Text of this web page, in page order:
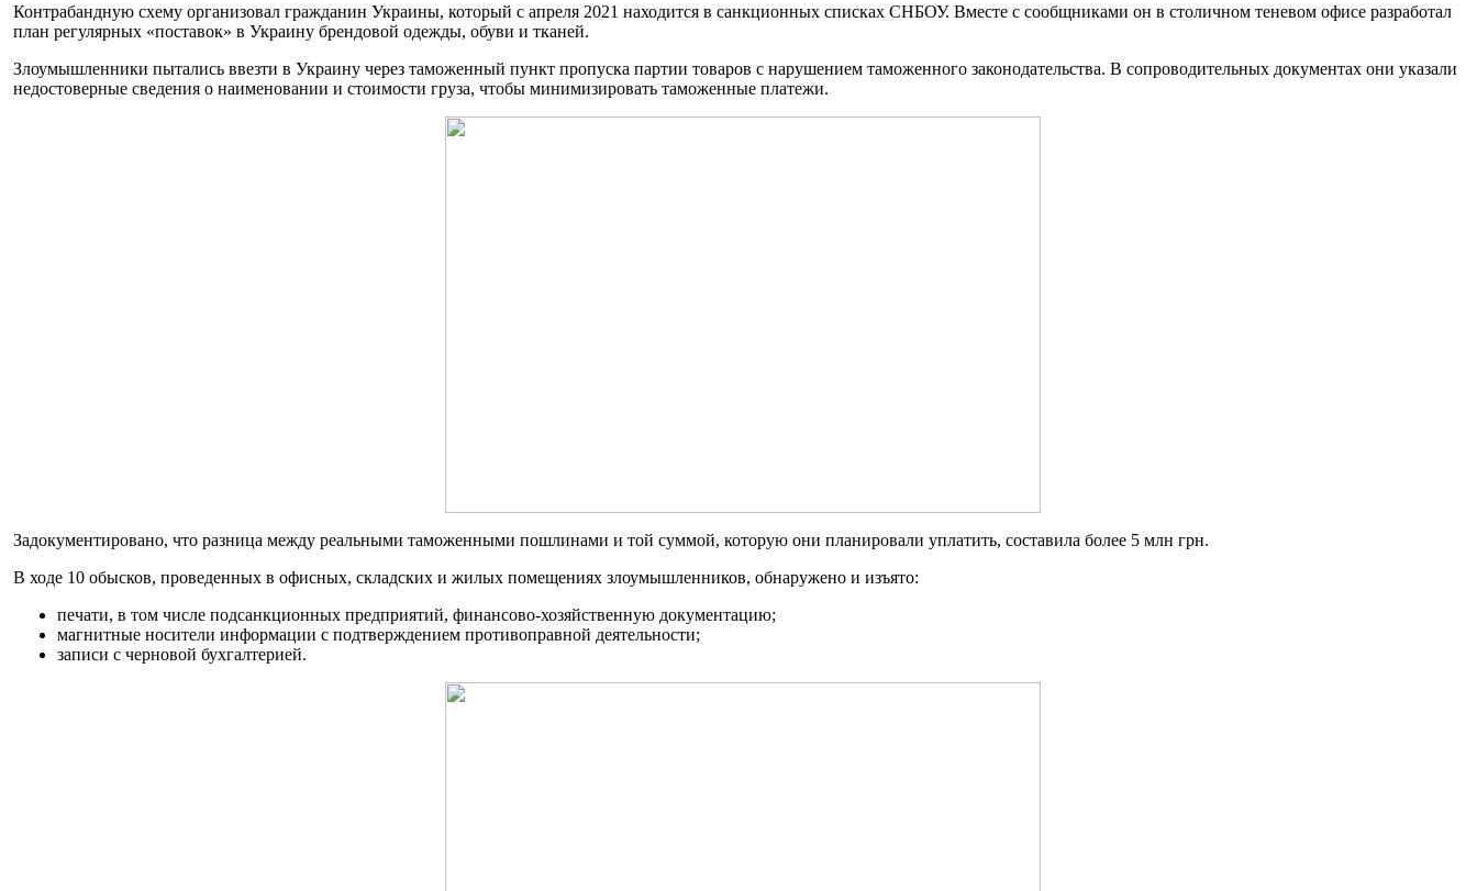
Контрабандную схему организовал гражданин Украины, который с апреля 2021 находится в санкционных списках СНБОУ. Вместе с сообщниками он в столичном теневом офисе разработал
план регулярных «поставок» в Украину брендовой одежды, обуви и тканей.
Злоумышленники пытались ввезти в Украину через таможенный пункт пропуска партии товаров с нарушением таможенного законодательства. В сопроводительных документах они указали
недостоверные сведения о наименовании и стоимости груза, чтобы минимизировать таможенные платежи.
Задокументировано, что разница между реальными таможенными пошлинами и той суммой, которую они планировали уплатить, составила более 5 млн грн.
В ходе 10 обысков, проведенных в офисных, складских и жилых помещениях злоумышленников, обнаружено и изъято:
печати, в том числе подсанкционных предприятий, финансово-хозяйственную документацию;
магнитные носители информации с подтверждением противоправной деятельности;
записи с черновой бухгалтерией.